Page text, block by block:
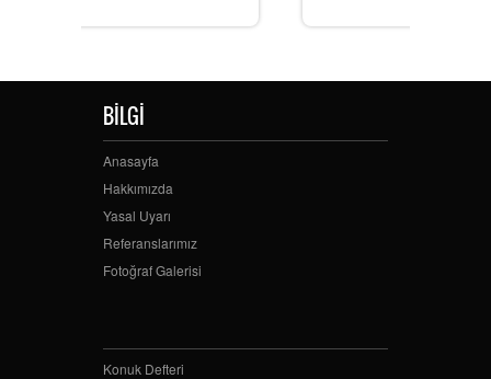
BİLGİ
Anasayfa
Hakkımızda
Yasal Uyarı
Referanslarımız
Fotoğraf Galerisi
Konuk Defteri